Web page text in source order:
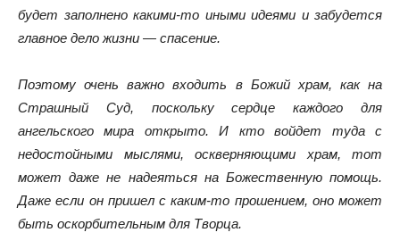
будет заполнено какими-то иными идеями и забудется
главное дело жизни — спасение.
Поэтому очень важно входить в Божий храм, как на
Страшный Суд, поскольку сердце каждого для
ангельского мира открыто. И кто войдет туда с
недостойными мыслями, оскверняющими храм, тот
может даже не надеяться на Божественную помощь.
Даже если он пришел с каким-то прошением, оно может
быть оскорбительным для Творца.